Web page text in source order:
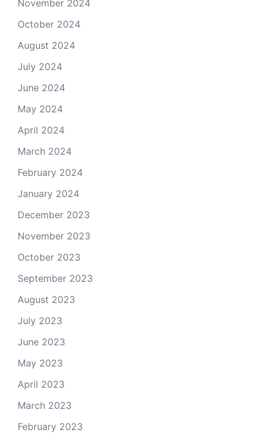
November 2024
October 2024
August 2024
July 2024
June 2024
May 2024
April 2024
March 2024
February 2024
January 2024
December 2023
November 2023
October 2023
September 2023
August 2023
July 2023
June 2023
May 2023
April 2023
March 2023
February 2023